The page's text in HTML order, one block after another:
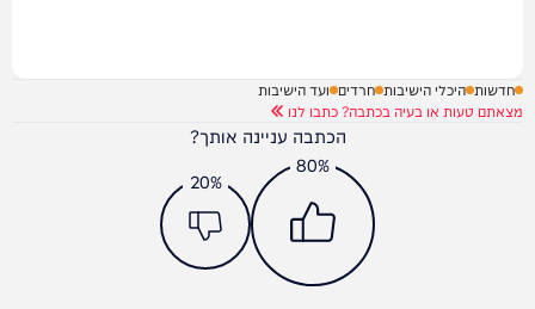
חדשות היכלי הישיבות חרדים ועד הישיבות
מצאתם טעות או בעיה בכתבה? כתבו לנו
הכתבה עניינה אותך?
80%
20%